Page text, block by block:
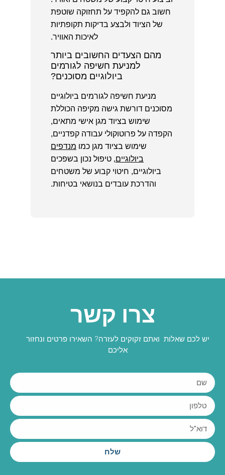
חשוב גם להקפיד על תחזוקה שוטפת
של הציוד ולבצע בדיקות תקופתיות
לאיכות האוויר.
מהם הצעדים החשובים ביותר
למניעת חשיפה לגורמים
ביולוגיים מסוכנים?
מניעת חשיפה לגורמים ביולוגיים
מסוכנים דורשת גישה מקיפה הכוללת
שימוש בציוד מגן אישי מתאים,
הקפדה על פרוטוקולי עבודה קפדניים,
שימוש בציוד מגן כמו מנדפים
ביולוגיים, טיפול נכון בשפכים
ביולוגיים, חיטוי קבוע של משטחים
והדרכת עובדים בנושאי בטיחות.
צרו קשר
יש לכם שאלות ואתם זקוקים לעזרה? השאירו פרטים ונחזור
אליכם
שלח